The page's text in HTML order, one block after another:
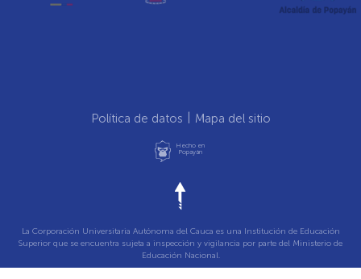
Política de datos Mapa del sitio
Hecho en
Popayán
La Corporación Universitaria Autónoma del Cauca es una Institución de Educación
Superior que se encuentra sujeta a inspección y vigilancia por parte del Ministerio de
Educación Nacional.